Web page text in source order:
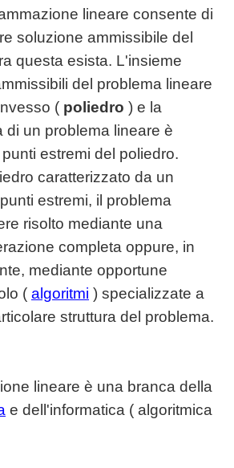
lineare consente di
soluzione ammissibile del
questa esista. L'insieme
del problema lineare
( poliedro ) e la
di un problema lineare è
estremi del poliedro.
caratterizzato da un
estremi, il problema
risolto mediante una
completa oppure, in
mediante opportune
( algoritmi ) specializzate a
struttura del problema.
lineare è una branca della
e dell'informatica ( algoritmica